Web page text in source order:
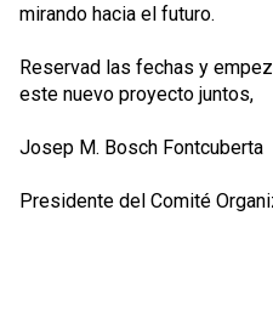
mirando hacia el futuro.
Reservad las fechas y
este nuevo proyecto juntos,
Josep M. Bosch Fontcuberta
Presidente del Comité